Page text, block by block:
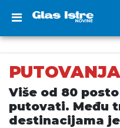
Više od 80
putovati. Među
destinacijama